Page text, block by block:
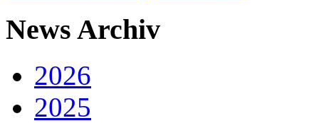
News Archiv
2026
2025